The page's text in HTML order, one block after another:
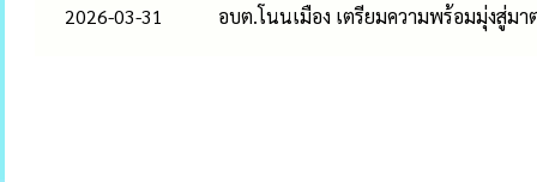
2026-03-31
อบต.โนนเมือง เตรียมความพร้อมมุ่งสู่มา